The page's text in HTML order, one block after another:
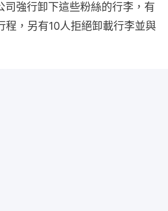
司強行卸下這些粉絲的行李，有
程，另有10人拒絕卸載行李並與